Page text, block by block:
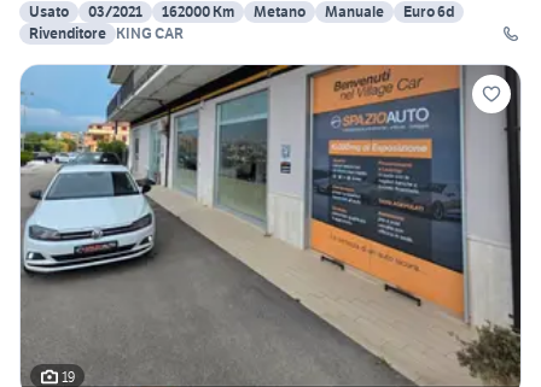
Usato
03/2021 162000 Km Metano Manuale
Euro 6d
Rivenditore KING CAR
19